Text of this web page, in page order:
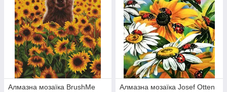
Алмазна мозаїка BrushMe
Алмазна мозаїка Josef Otten